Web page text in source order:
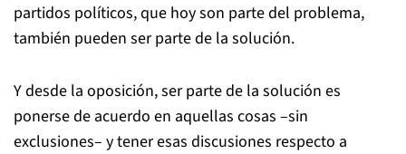
partidos políticos, que hoy son parte del problema,
también pueden ser parte de la solución.
Y desde la oposición, ser parte de la solución es
ponerse de acuerdo en aquellas cosas –sin
exclusiones– y tener esas discusiones respecto a